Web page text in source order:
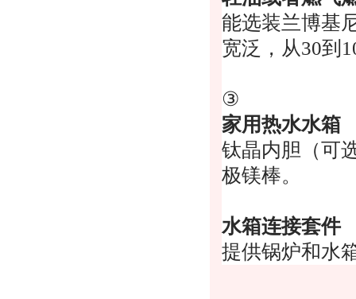
能选装兰博基
宽泛，从30到
③
家用热水水箱
钛晶内胆（可
极镁棒。
水箱连接套件
提供锅炉和水